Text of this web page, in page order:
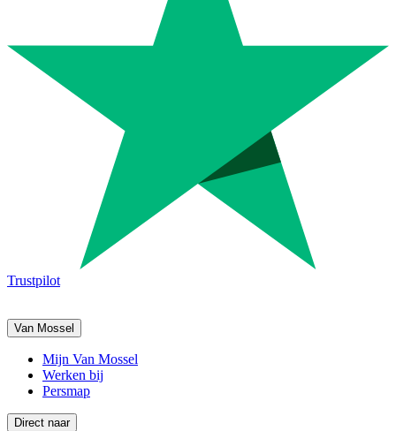
Trustpilot
Van Mossel
Mijn Van Mossel
Werken bij
Persmap
Direct naar